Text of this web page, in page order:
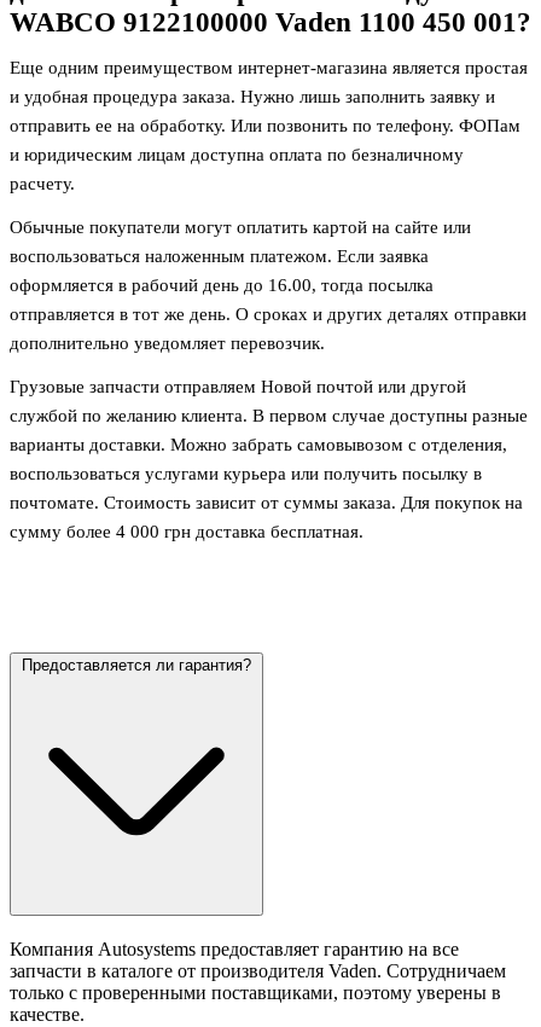
WABCO 9122100000 Vaden 1100 450 001?
Еще одним преимуществом интернет-магазина является простая
и удобная процедура заказа. Нужно лишь заполнить заявку и
отправить ее на обработку. Или позвонить по телефону. ФОПам
и юридическим лицам доступна оплата по безналичному
расчету.
Обычные покупатели могут оплатить картой на сайте или
воспользоваться наложенным платежом. Если заявка
оформляется в рабочий день до 16.00, тогда посылка
отправляется в тот же день. О сроках и других деталях отправки
дополнительно уведомляет перевозчик.
Грузовые запчасти отправляем Новой почтой или другой
службой по желанию клиента. В первом случае доступны разные
варианты доставки. Можно забрать самовывозом с отделения,
воспользоваться услугами курьера или получить посылку в
почтомате. Стоимость зависит от суммы заказа. Для покупок на
сумму более 4 000 грн доставка бесплатная.
Предоставляется ли гарантия?
Компания Autosystems предоставляет гарантию на все
запчасти в каталоге от производителя Vaden. Сотрудничаем
только с проверенными поставщиками, поэтому уверены в
качестве.